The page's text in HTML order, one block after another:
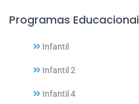
Programas
Infantil
Infantil 2
Infantil 4